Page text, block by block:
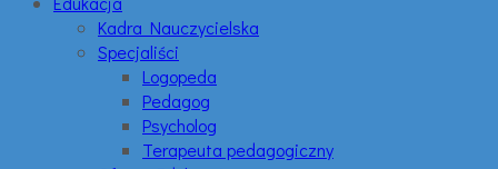
Kadra Nauczycielska
Specjaliści
Logopeda
Pedagog
Psycholog
Terapeuta pedagogiczny